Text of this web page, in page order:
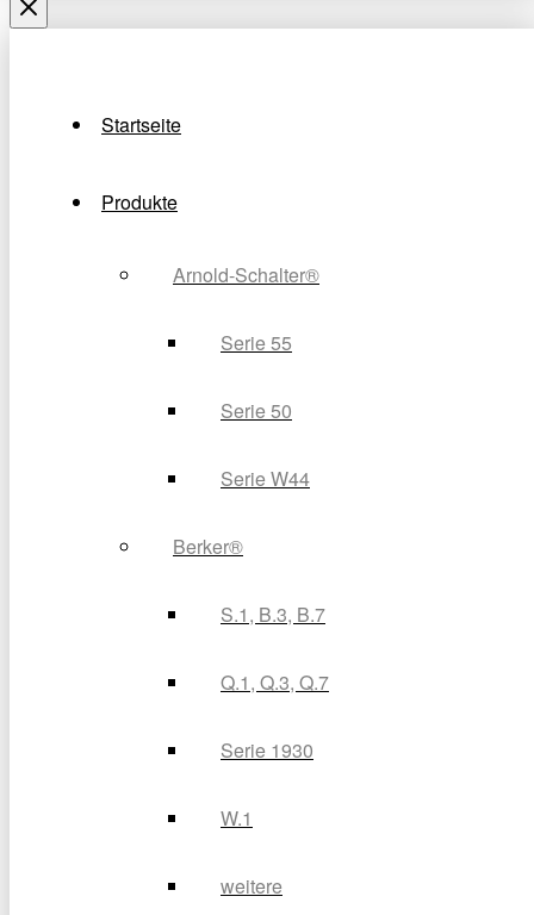
Startseite
Produkte
Arnold-Schalter®
Serie 55
Serie 50
Serie W44
Berker®
S.1, B.3, B.7
Q.1, Q.3, Q.7
Serie 1930
W.1
weitere